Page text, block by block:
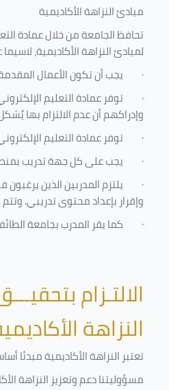
مبادئ النزاهة الأكاديمية
تحافظ الجامعة من خلال عمادة
لمبادئ النزاهة الأكاديمية،
· يجب أن تكون الأعمال
· توفر عمادة التعليم
وإدراكهم أن عدم الالتزام بها
· توفر عمادة التعليم
· يجب على كل جهة تدريب بمنصة
· يلتزم المدربين الذين
وإقرار بإعداد محتوى تدريبي.
· كما يقر المدرب بجامعة
الالتـزام
النزاهة
تعتبر النزاهة الأكاديمية
مسؤوليتنا دعم وتعزيز النزاهة